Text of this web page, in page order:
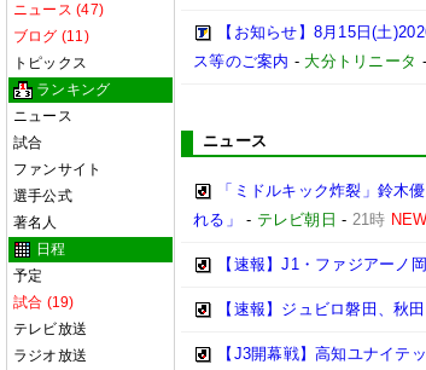
ニュース (47)
ブログ (11)
トピックス
ランキング
ニュース
試合
ファンサイト
選手公式
著名人
日程
予定
試合 (19)
テレビ放送
ラジオ放送
【お知らせ】8月15日(土
ス等のご案内 - 大分トリニータ
ニュース
「ミドルキック炸裂」鈴木
れる」
- テレビ朝日 - 21時 NEW
【速報】J1・ファジアーノ
【速報】ジュビロ磐田、秋
【J3開幕戦】高知ユナイテ